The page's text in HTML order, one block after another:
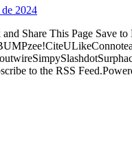
2024
Share This Page Save
to the RSS